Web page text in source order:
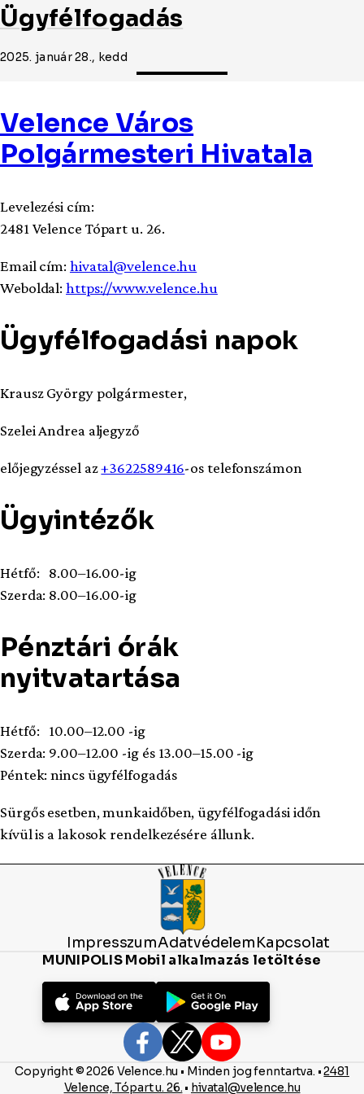
Ügyfélfogadás
2025. január 28., kedd
Velence Város
Polgármesteri Hivatala
Levelezési cím:
2481 Velence Tópart u. 26.
Email cím: hivatal@velence.hu
Weboldal:https://www.velence.hu
Ügyfélfogadási napok
Krausz György polgármester,
Szelei Andrea aljegyző
előjegyzéssel az+3622589416-os telefonszámon
Ügyintézők
Hétfő: 8.00–16.00-ig
Szerda: 8.00–16.00-ig
Pénztári órák
nyitvatartása
Hétfő: 10.00–12.00 -ig
Szerda: 9.00–12.00 -ig és 13.00–15.00 -ig
Péntek: nincs ügyfélfogadás
Sürgős esetben, munkaidőben, ügyfélfogadási időn
kívül is a lakosok rendelkezésére állunk.
ImpresszumAdatvédelemKapcsolat
MUNIPOLIS Mobil alkalmazás letöltése
Copyright © 2026 Velence.hu • Minden jog fenntartva. •2481
Velence, Tópart u. 26. • hivatal@velence.hu